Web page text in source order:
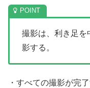
撮影は、利き足を
影する。
・すべての撮影が完